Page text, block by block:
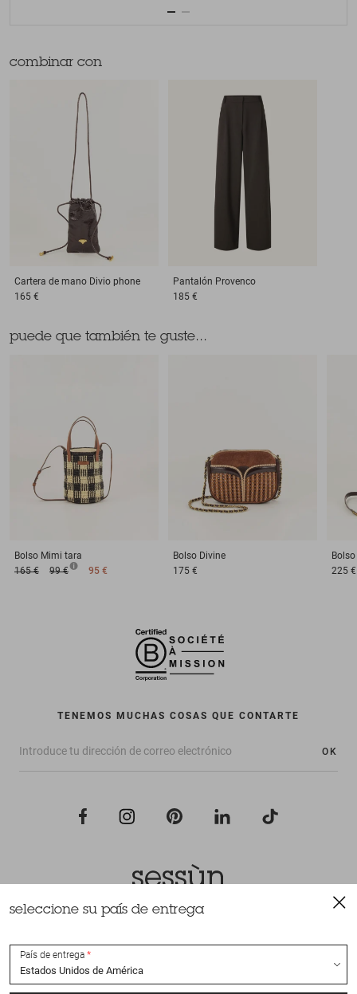
combinar con
Cartera de mano Divio phone
165 €
Pantalón Provenco
185 €
puede que también te guste...
Bolso Mimi tara
165 €
99 € 95 €
Bolso Divine
175 €
Bolso
225 €
TENEMOS MUCHAS COSAS QUE CONTARTE
OK
Todos los derechos reservados Sessùn 2022
seleccione su país de entrega
País de entrega